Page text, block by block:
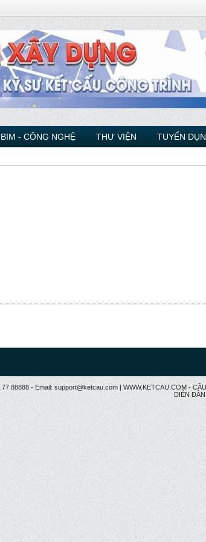
BIM - CÔNG NGHỆ THƯ VIỆN TUYỂN
88888 - Email: support@ketcau.com | WWW.KETCAU.COM -
DIỄN